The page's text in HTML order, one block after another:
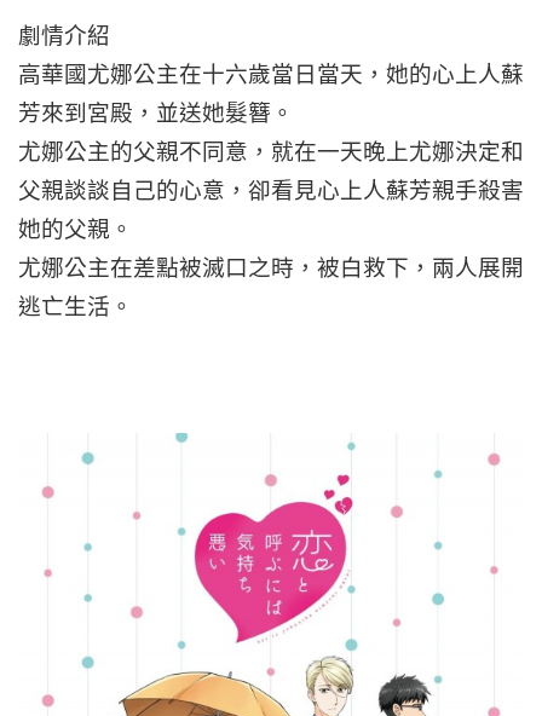
劇情介紹
高華國尤娜公主在十六歲當日當天，她的心上人蘇
芳來到宮殿，並送她髮簪。
尤娜公主的父親不同意，就在一天晚上尤娜決定和
父親談談自己的心意，卻看見心上人蘇芳親手殺害
她的父親。
尤娜公主在差點被滅口之時，被白救下，兩人展開
逃亡生活。